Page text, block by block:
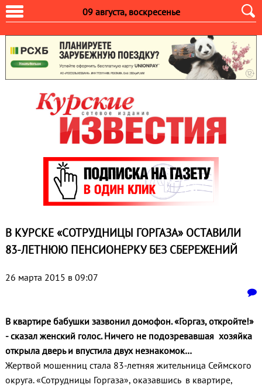
09 августа, воскресенье
В КУРСКЕ «СОТРУДНИЦЫ ГОРГАЗА» ОСТАВИЛИ
83-ЛЕТНЮЮ ПЕНСИОНЕРКУ БЕЗ СБЕРЕЖЕНИЙ
26 марта 2015 в 09:07
В квартире бабушки зазвонил домофон. «Горгаз, откройте!»
- сказал женский голос. Ничего не подозревавшая хозяйка
открыла дверь и впустила двух незнакомок…
Жертвой мошенниц стала 83-летняя жительница Сеймского
округа. «Сотрудницы Горгаза», оказавшись в квартире,